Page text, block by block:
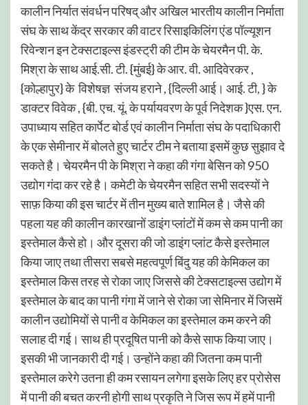
कालीन निर्यात संवर्धन परिषद् और अखिल भारतीय कालीन निर्माता
संघ के साथ केंद्र सरकार की वाटर रिसाइकिलिंग एंड पॉल्यूशन
रिवेन्शन इन टेक्सटाइल्स इंडस्ट्री की टीम के चेयरमैन पी. के.
मिश्रा के साथ आई.सी. टी. {मुंबई} के आर. वी. आदिवेरकर ,
{कोल्हापुर} के विशेषज्ञ संजय हराने , {दिल्ली आई। आई. टी, } के
डाक्टर विवेक , {बी. एच. यूं. के पर्यायवरण के पूर्व निदेशक }एस. एन.
उपाध्याय सहित कार्पेट बोर्ड एवं कालीन निर्माता संघ के पदाधिकारी
के एक सेमीनार में बोलते हुए चार्टर टीम ने बताया इसमें कुछ सुझाव दे
सकते है। चेयरमैन पी के मिश्रा ने कहा की गंगा बेसिन को 950
उद्योग गंदा कर रहे है। कमेटी के चेयरमैन सहित सभी सदस्यों ने
साफ़ किया की इस चार्टर में तीन मुख्य बाते शामिल है। जैसे की
पहला यह की कालीन कारखानों डाइंग प्लांटों में कम से कम पानी का
इस्तेमाल कैसे हो। और दूसरा की जो डाइंग प्लांट कैसे इस्तेमाल
किया जाए तथा तीसरा सबसे महत्वपूर्ण बिंदु यह की केमिकल का
इस्तेमाल किस तरह से रोका जाए जिससे की टेक्सटाइल्स उद्योग में
इस्तेमाल के बाद का पानी गंगा में जाने से रोका जा सेमिनार में जिसमें
कालीन उद्योमियों से पानी व केमिकल का इस्तेमाल कम करने की
सलाह दी गई। साथ ही प्रदूषित पानी को कैसे साफ किया जाए।
इसकी भी जानकारी दी गई। उन्होंने कहा की जितना कम पानी
इस्तेमाल करेगे उतना ही कम रसायन लगेगा इसके लिए हर प्रोसेस
में पानी की बचत करनी होगी साथ प्रकृति ने जिस रूप में हमें पानी